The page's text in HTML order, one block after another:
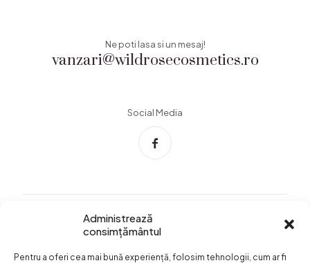
Administrează
consimțământul
Pentru a oferi cea mai bună experiență, folosim tehnologii, cum ar fi
vanzari@wildrosecosmetics.ro
Ne poti lasa si un mesaj!
Social Media